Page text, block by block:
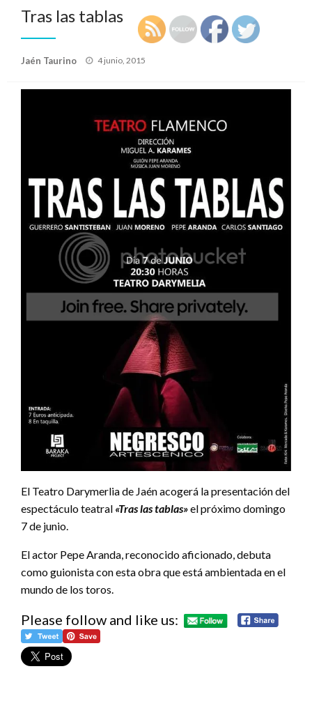
Tras las tablas
Jaén Taurino
Publicado
4 junio, 2015
El Teatro Darymerlia de Jaén acogerá la presentación del
espectáculo teatral «Tras las tablas»el próximo domingo
7 de junio.
El actor Pepe Aranda, reconocido aficionado, debuta
como guionista con esta obra que está ambientada en el
mundo de los toros.
Please follow and like us: